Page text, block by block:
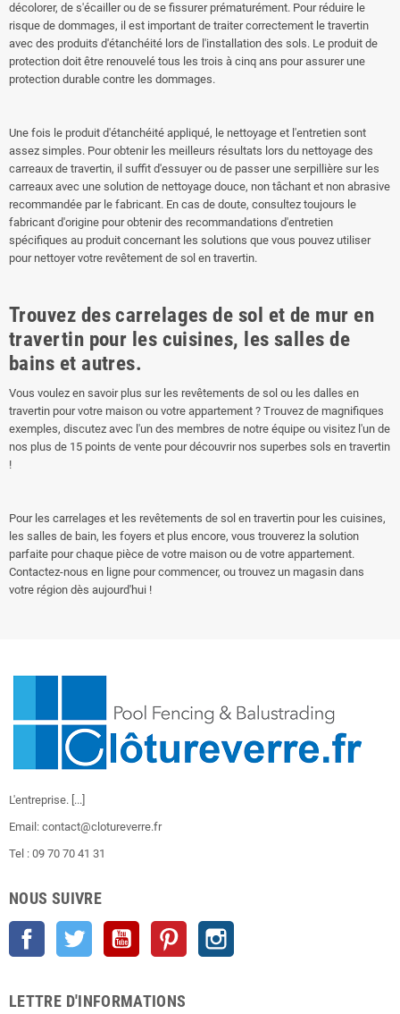
décolorer, de s'écailler ou de se fissurer prématurément. Pour réduire le
risque de dommages, il est important de traiter correctement le travertin
avec des produits d'étanchéité lors de l'installation des sols. Le produit de
protection doit être renouvelé tous les trois à cinq ans pour assurer une
protection durable contre les dommages.
Une fois le produit d'étanchéité appliqué, le nettoyage et l'entretien sont
assez simples. Pour obtenir les meilleurs résultats lors du nettoyage des
carreaux de travertin, il suffit d'essuyer ou de passer une serpillière sur les
carreaux avec une solution de nettoyage douce, non tâchant et non abrasive
recommandée par le fabricant. En cas de doute, consultez toujours le
fabricant d'origine pour obtenir des recommandations d'entretien
spécifiques au produit concernant les solutions que vous pouvez utiliser
pour nettoyer votre revêtement de sol en travertin.
Trouvez des carrelages de sol et de mur en
travertin pour les cuisines, les salles de
bains et autres.
Vous voulez en savoir plus sur les revêtements de sol ou les dalles en
travertin pour votre maison ou votre appartement ? Trouvez de magnifiques
exemples, discutez avec l'un des membres de notre équipe ou visitez l'un de
nos plus de 15 points de vente pour découvrir nos superbes sols en travertin
!
Pour les carrelages et les revêtements de sol en travertin pour les cuisines,
les salles de bain, les foyers et plus encore, vous trouverez la solution
parfaite pour chaque pièce de votre maison ou de votre appartement.
Contactez-nous en ligne pour commencer, ou trouvez un magasin dans
votre région dès aujourd'hui !
L'entreprise. [...]
Email: contact@clotureverre.fr
Tel : 09 70 70 41 31
NOUS SUIVRE
Facebook Twitter YouTube Pinterest
LETTRE D'INFORMATIONS